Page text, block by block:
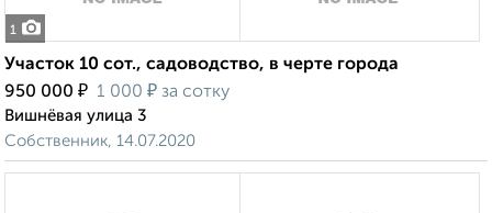
1
Участок 10 сот., садоводство, в черте города
950 000 ₽ 1 000 ₽ за сотку
Вишнёвая улица 3
Собственник, 14.07.2020